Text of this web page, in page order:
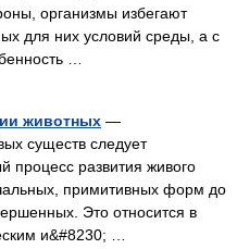
организмы избегают
для них условий среды, а с
…
животных —
существ следует
процесс развития живого
примитивных форм до
Это относится в
и&#8230; …